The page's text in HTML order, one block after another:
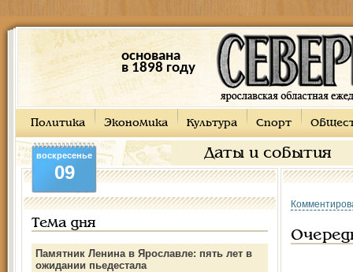
основана
в 1898 году
Политика Экономика Культура Спорт
Даты и события
воскресенье
09
Тема дня
Памятник Ленина в Ярославле: пять лет в
ожидании пьедестала